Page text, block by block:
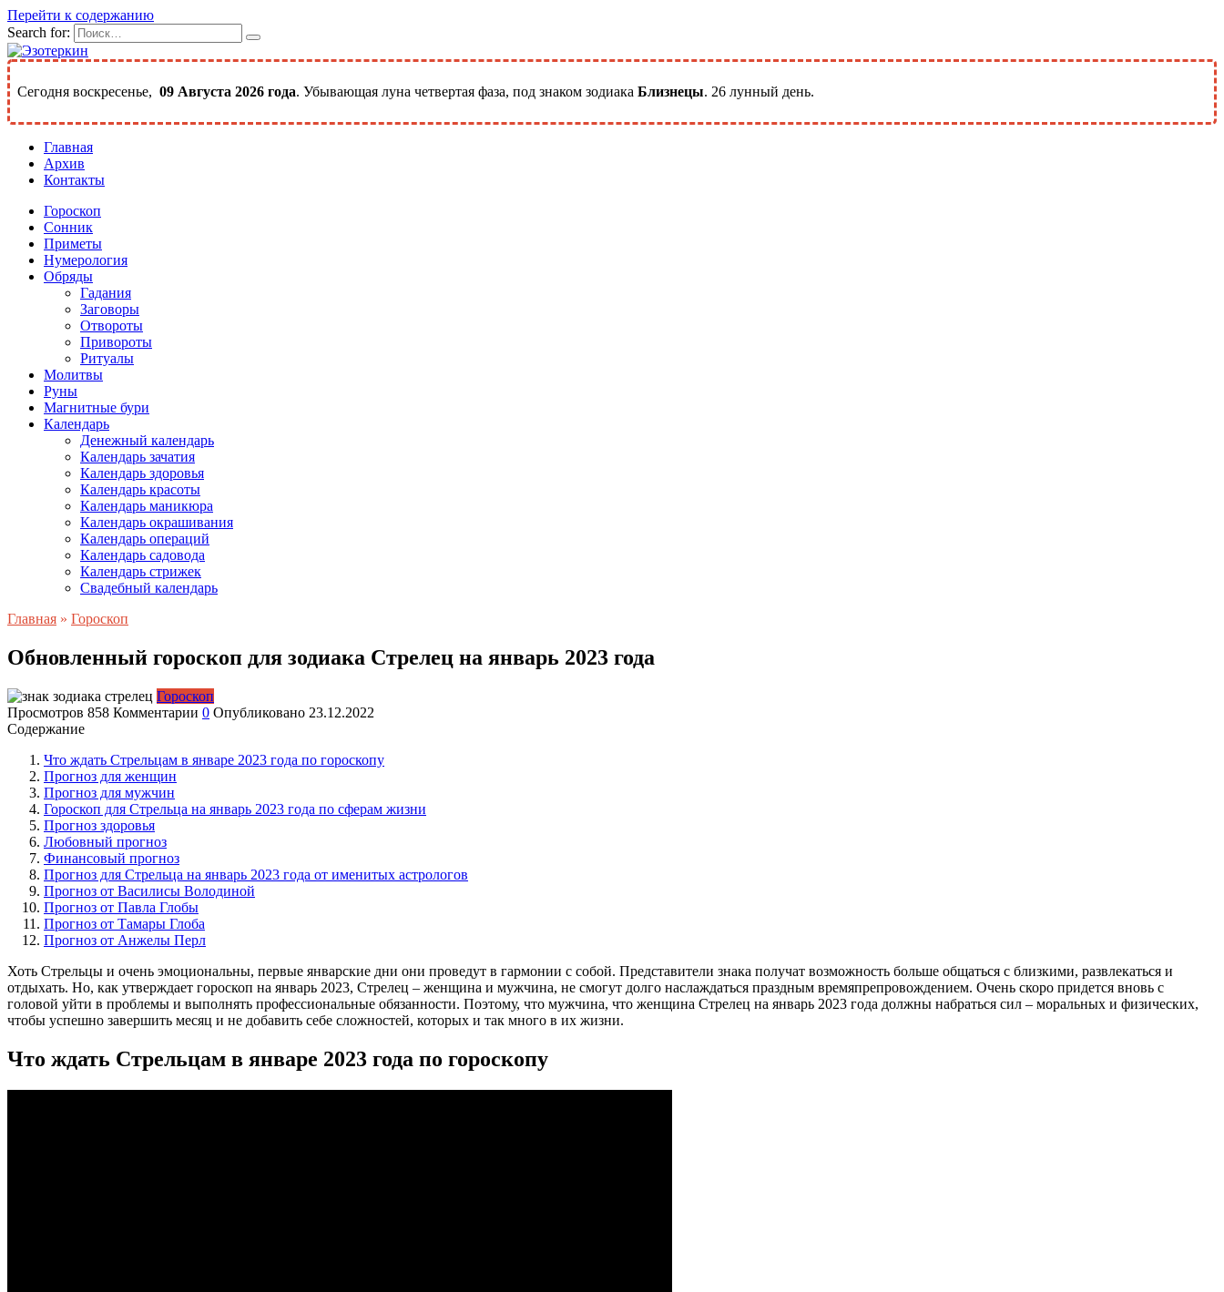
Перейти к содержанию
Search for:
Сегодня воскресенье, 09 Августа 2026 года. Убывающая луна четвертая фаза, под знаком зодиака Близнецы. 26 лунный день.
Главная
Архив
Контакты
Гороскоп
Сонник
Приметы
Нумерология
Обряды
Гадания
Заговоры
Отвороты
Привороты
Ритуалы
Молитвы
Руны
Магнитные бури
Календарь
Денежный календарь
Календарь зачатия
Календарь здоровья
Календарь красоты
Календарь маникюра
Календарь окрашивания
Календарь операций
Календарь садовода
Календарь стрижек
Свадебный календарь
Главная » Гороскоп
Обновленный гороскоп для зодиака Стрелец на январь 2023 года
Гороскоп
Просмотров 858 Комментарии 0 Опубликовано 23.12.2022
Содержание
Что ждать Стрельцам в январе 2023 года по гороскопу
Прогноз для женщин
Прогноз для мужчин
Гороскоп для Стрельца на январь 2023 года по сферам жизни
Прогноз здоровья
Любовный прогноз
Финансовый прогноз
Прогноз для Стрельца на январь 2023 года от именитых астрологов
Прогноз от Василисы Володиной
Прогноз от Павла Глобы
Прогноз от Тамары Глоба
Прогноз от Анжелы Перл
Хоть Стрельцы и очень эмоциональны, первые январские дни они проведут в гармонии с собой. Представители знака получат возможность больше общаться с близкими, развлекаться и
отдыхать. Но, как утверждает гороскоп на январь 2023, Стрелец – женщина и мужчина, не смогут долго наслаждаться праздным времяпрепровождением. Очень скоро придется вновь с
головой уйти в проблемы и выполнять профессиональные обязанности. Поэтому, что мужчина, что женщина Стрелец на январь 2023 года должны набраться сил – моральных и физических,
чтобы успешно завершить месяц и не добавить себе сложностей, которых и так много в их жизни.
Что ждать Стрельцам в январе 2023 года по гороскопу